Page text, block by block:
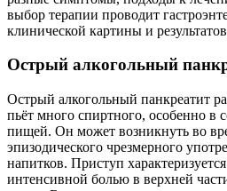
выбор терапии проводит
клинической картины и
Острый алкогольный
Острый алкогольный панкреатит
пьёт много спиртного, особенно в
пищей. Он может возникнуть во
эпизодического чрезмерного
напитков. Приступ
интенсивной болью в верхней